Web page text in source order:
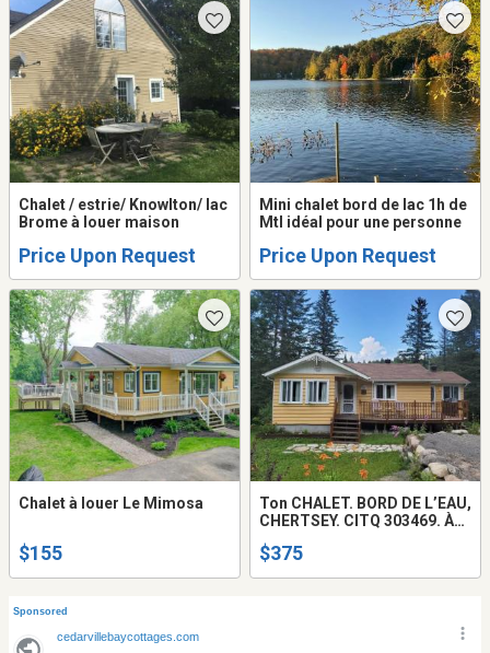
Chalet / estrie/ Knowlton/ lac
Brome à louer maison
Price Upon Request
Mini chalet bord de lac 1h de
Mtl idéal pour une personne
Price Upon Request
Chalet à louer Le Mimosa
$155
Ton CHALET. BORD DE L’EAU,
CHERTSEY. CITQ 303469. À
$375